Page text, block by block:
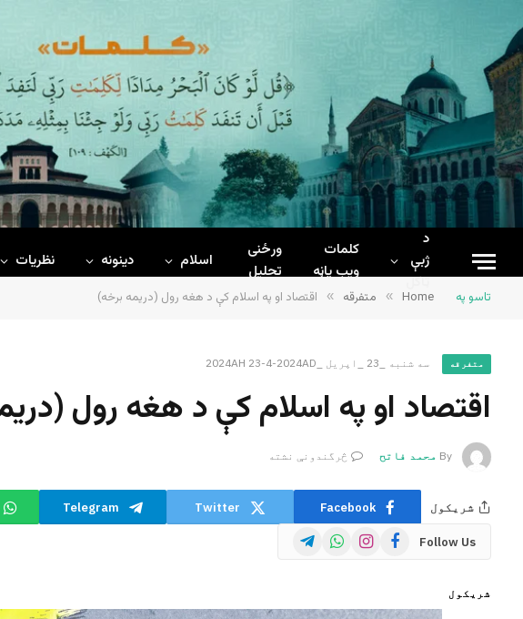
د
ژبې
ټاکل
کلمات
ويب پاڼه
ورځنی
تحلیل
اسلام دینونه نظریات
تاسو په Home
» متفرقه » اقتصاد او په اسلام کې د هغه رول (دریمه برخه)
متفرقه سه شنبه _23 _اپریل _2024AH 23-4-2024AD
اقتصاد او په اسلام کې د هغه رول
By محمد فاتح څرگندونې نشته
شریکول Facebook
Twitter
Telegram
Follow Us
Facebook
Instagram
WhatsApp
Telegram
شریکول